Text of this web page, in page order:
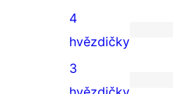
5hvězdičkové
hodnocení
51
4hvězdičkové
hodnocení
4
hvězdičky
35
3